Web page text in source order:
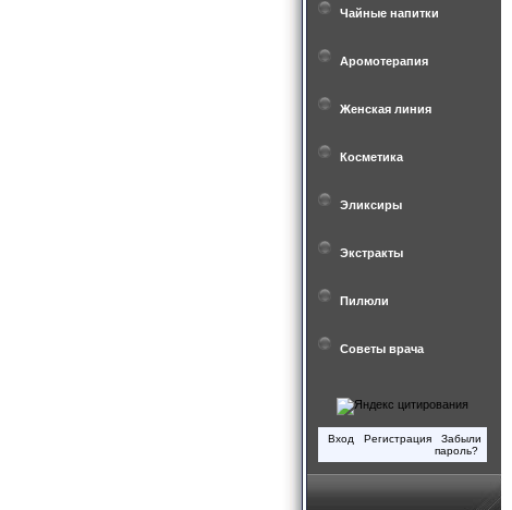
Чайные напитки
Аромотерапия
Женская линия
Косметика
Эликсиры
Экстракты
Пилюли
Советы врача
Вход Регистрация
Забыли
пароль?